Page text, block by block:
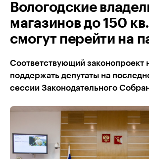
Вологодские
магазинов до 150
смогут перейти на
Соответствующий законопроект
поддержать депутаты на
сессии Законодательного